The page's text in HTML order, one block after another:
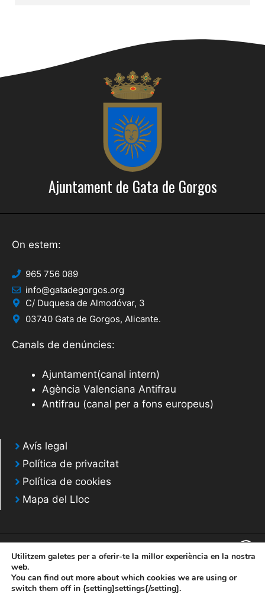
Ajuntament de Gata de Gorgos
On estem:
965 756 089
info@gatadegorgos.org
C/ Duquesa de Almodóvar, 3
03740 Gata de Gorgos, Alicante.
Canals de denúncies:
Ajuntament(canal intern)
Agència Valenciana Antifrau
Antifrau (canal per a fons europeus)
Avís legal
Política de privacitat
Política de cookies
Mapa del Lloc
© 2020 Web desarrollada por el Servicio de Informática de Diputación de
Utilitzem galetes per a oferir-te la millor experiència en la nostra
web.
You can find out more about which cookies we are using or
switch them off in {setting]settings{/setting].